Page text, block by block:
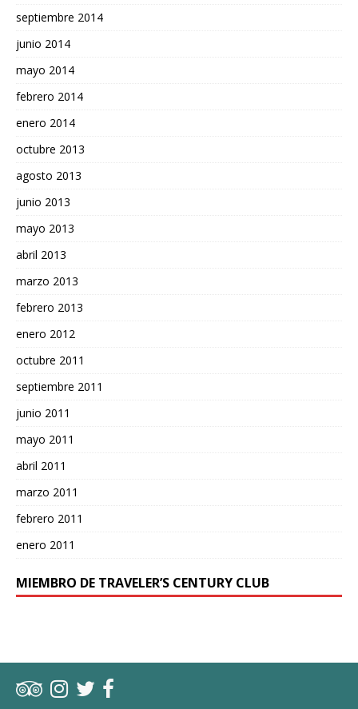
septiembre 2014
junio 2014
mayo 2014
febrero 2014
enero 2014
octubre 2013
agosto 2013
junio 2013
mayo 2013
abril 2013
marzo 2013
febrero 2013
enero 2012
octubre 2011
septiembre 2011
junio 2011
mayo 2011
abril 2011
marzo 2011
febrero 2011
enero 2011
MIEMBRO DE TRAVELER’S CENTURY CLUB